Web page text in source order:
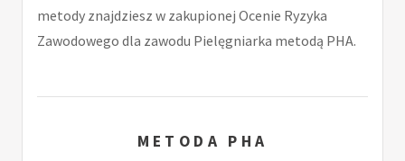
metody znajdziesz w zakupionej Ocenie Ryzyka
Zawodowego dla zawodu Pielęgniarka metodą PHA.
METODA PHA